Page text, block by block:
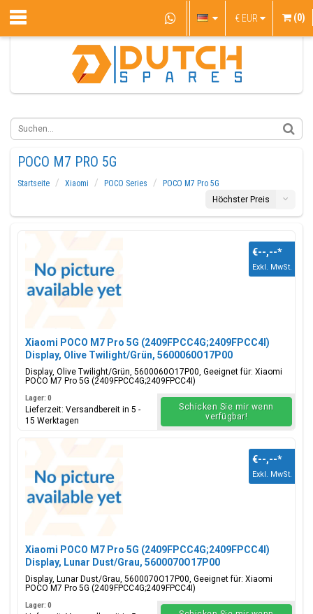
€ EUR (0)
POCO M7 PRO 5G
Startseite Xiaomi POCO Series
POCO M7 Pro 5G
Höchster Preis
Xiaomi POCO M7 Pro 5G (2409FPCC4G;2409FPCC4I)
Display, Olive Twilight/Grün, 5600060O17P00
Display, Olive Twilight/Grün, 5600060O17P00, Geeignet für: Xiaomi
POCO M7 Pro 5G (2409FPCC4G;2409FPCC4I)
€--,--*
Exkl. MwSt.
Lager: 0
Lieferzeit: Versandbereit in 5 -
15 Werktagen
Schicken Sie mir wenn
verfügbar!
Xiaomi POCO M7 Pro 5G (2409FPCC4G;2409FPCC4I)
Display, Lunar Dust/Grau, 5600070O17P00
Display, Lunar Dust/Grau, 5600070O17P00, Geeignet für: Xiaomi
POCO M7 Pro 5G (2409FPCC4G;2409FPCC4I)
€--,--*
Exkl. MwSt.
Lager: 0